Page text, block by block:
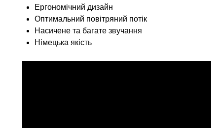
Ергономічний дизайн
Оптимальний повітряний потік
Насичене та багате звучання
Німецька якість